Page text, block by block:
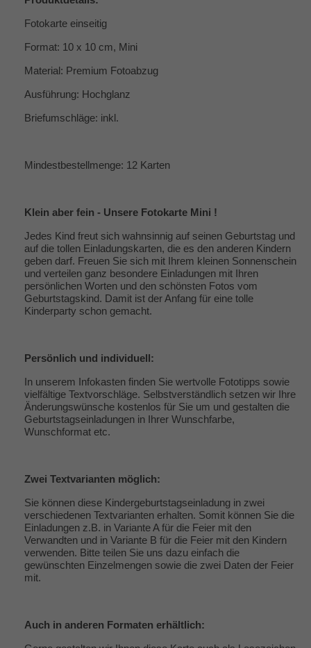
Fotokarte einseitig
Format: 10 x 10 cm, Mini
Material: Premium Fotoabzug
Ausführung: Hochglanz
Briefumschläge: inkl.
Mindestbestellmenge: 12 Karten
Klein aber fein - Unsere Fotokarte Mini !
Jedes Kind freut sich wahnsinnig auf seinen Geburtstag und
auf die tollen Einladungskarten, die es den anderen Kindern
geben darf. Freuen Sie sich mit Ihrem kleinen Sonnenschein
und verteilen ganz besondere Einladungen mit Ihren
persönlichen Worten und den schönsten Fotos vom
Geburtstagskind. Damit ist der Anfang für eine tolle
Kinderparty schon gemacht.
Persönlich und individuell:
In unserem Infokasten finden Sie wertvolle Fototipps sowie
vielfältige Textvorschläge. Selbstverständlich setzen wir Ihre
Änderungswünsche kostenlos für Sie um und gestalten die
Geburtstagseinladungen in Ihrer Wunschfarbe,
Wunschformat etc.
Zwei Textvarianten möglich:
Sie können diese Kindergeburtstagseinladung in zwei
verschiedenen Textvarianten erhalten. Somit können Sie die
Einladungen z.B. in Variante A für die Feier mit den
Verwandten und in Variante B für die Feier mit den Kindern
verwenden. Bitte teilen Sie uns dazu einfach die
gewünschten Einzelmengen sowie die zwei Daten der Feier
mit.
Auch in anderen Formaten erhältlich: